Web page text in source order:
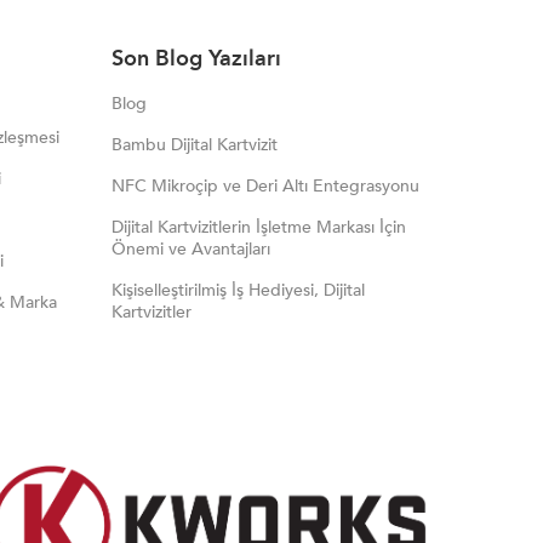
Marka
Son Blog Yazıları
Blog
Bambu Dijital Kartvizit
NFC Mikroçip ve Deri Altı Entegrasyonu
Dijital Kartvizitlerin İşletme Markası İçin
Önemi ve Avantajları
Kişiselleştirilmiş İş Hediyesi, Dijital
Kartvizitler